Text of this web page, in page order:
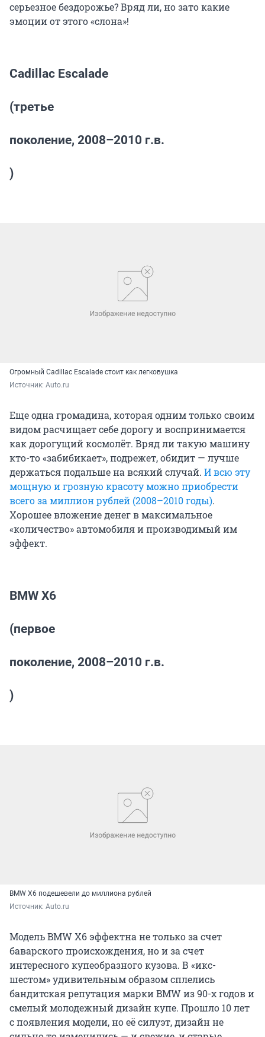
серьезное бездорожье? Вряд ли, но зато какие
эмоции от этого «слона»!
Cadillac Escalade
(третье
поколение, 2008–2010 г.в.
)
Огромный Cadillac Escalade стоит как легковушка
Источник: Auto.ru
Еще одна громадина, которая одним только своим
видом расчищает себе дорогу и воспринимается
как дорогущий космолёт. Вряд ли такую машину
кто-то «забибикает», подрежет, обидит — лучше
держаться подальше на всякий случай. И всю эту
мощную и грозную красоту можно приобрести
всего за миллион рублей (2008–2010 годы).
Хорошее вложение денег в максимальное
«количество» автомобиля и производимый им
эффект.
BMW X6
(первое
поколение, 2008–2010 г.в.
)
BMW X6 подешевели до миллиона рублей
Источник: Auto.ru
Модель BMW X6 эффектна не только за счет
баварского происхождения, но и за счет
интересного купеобразного кузова. В «икс-
шестом» удивительным образом сплелись
бандитская репутация марки BMW из 90-х годов и
смелый молодежный дизайн купе. Прошло 10 лет
с появления модели, но её силуэт, дизайн не